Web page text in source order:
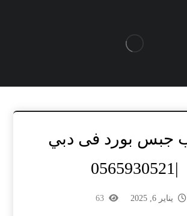
جبس بورد فى دبي
|0565930521
يناير 6, 2025 63